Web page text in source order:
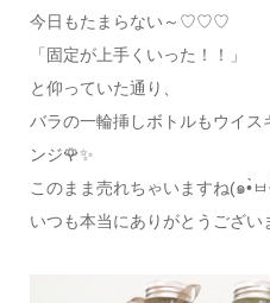
今日もたまらない～♡♡♡
「固定が上手くいった！！」
と仰っていた通り、
バラの一輪挿しボトルもウイ
ンジ🌹✨
いつも本当にありがとうござい